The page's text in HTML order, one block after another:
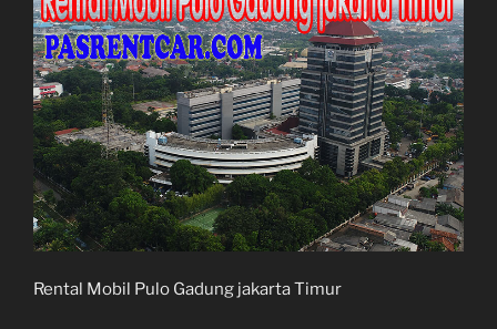
Rental Mobil Pulo Gadung jakarta Timur